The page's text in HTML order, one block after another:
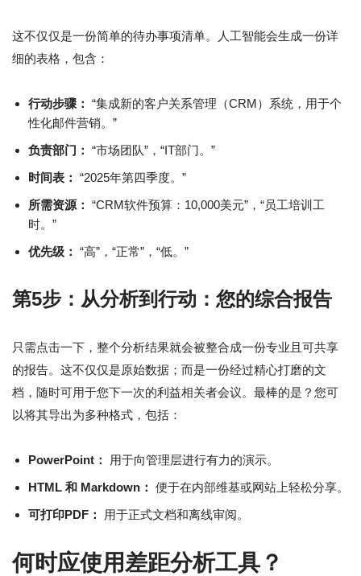
这不仅仅是一份简单的待办事项清单。人工智能会生成一份详
细的表格，包含：
行动步骤： “集成新的客户关系管理（CRM）系统，用于个
性化邮件营销。”
负责部门： “市场团队”，“IT部门。”
时间表： “2025年第四季度。”
所需资源： “CRM软件预算：10,000美元”，“员工培训工
时。”
优先级： “高”，“正常”，“低。”
第5步：从分析到行动：您的综合报告
只需点击一下，整个分析结果就会被整合成一份专业且可共享
的报告。这不仅仅是原始数据；而是一份经过精心打磨的文
档，随时可用于您下一次的利益相关者会议。最棒的是？您可
以将其导出为多种格式，包括：
PowerPoint：
用于向管理层进行有力的演示。
HTML 和 Markdown： 便于在内部维基或网站上轻松分享。
可打印PDF：
用于正式文档和离线审阅。
何时应使用差距分析工具？